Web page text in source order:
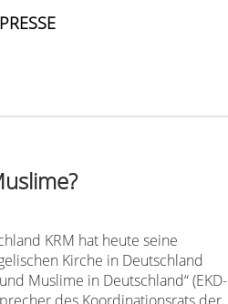
PRESSE
KRM hat heute seine
Kirche in Deutschland
Muslime in Deutschland“ (EKD-